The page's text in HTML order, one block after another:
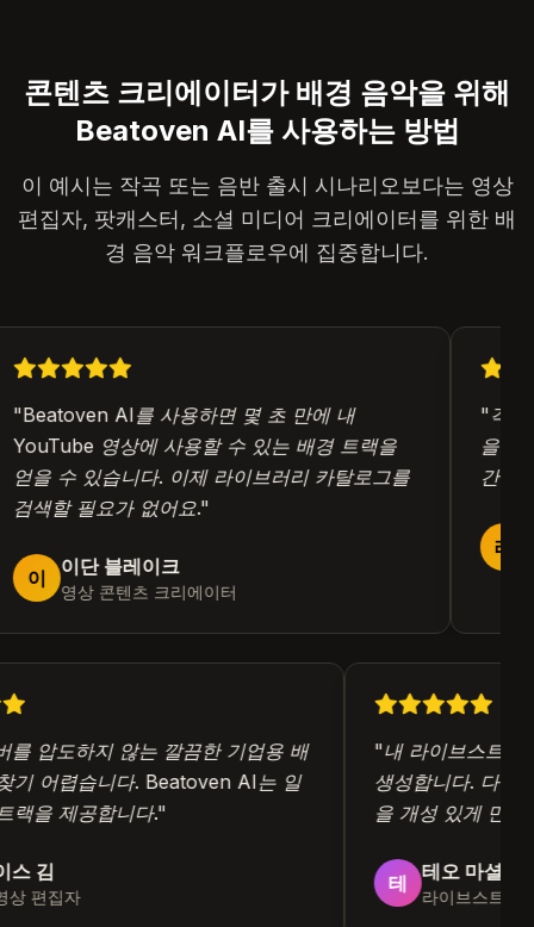
콘텐츠 크리에이터가 배경 음악을 위해
Beatoven AI를 사용하는 방법
이 예시는 작곡 또는 음반 출시 시나리오보다는 영상
편집자, 팟캐스터, 소셜 미디어 크리에이터를 위한 배
경 음악 워크플로우에 집중합니다.
Beatoven AI를 사용하면 몇 초 만에 내
영상에 사용할 수 있는 배경 트랙을
을 수 있습니다. 이제 라이브러리 카탈로그를
색할 필요가 없어요."
이 이단 블레이크
영상 콘텐츠 크리에이터
각 에
을 생
간이나
레
버를 압도하지 않는 깔끔한 기업용 배
찾기 어렵습니다. Beatoven AI는 일
트랙을 제공합니다.
스 김
영상 편집자
"내 라이브스트
생성합니다. 다
을 개성 있게 만
테 테오 마셜
라이브스트